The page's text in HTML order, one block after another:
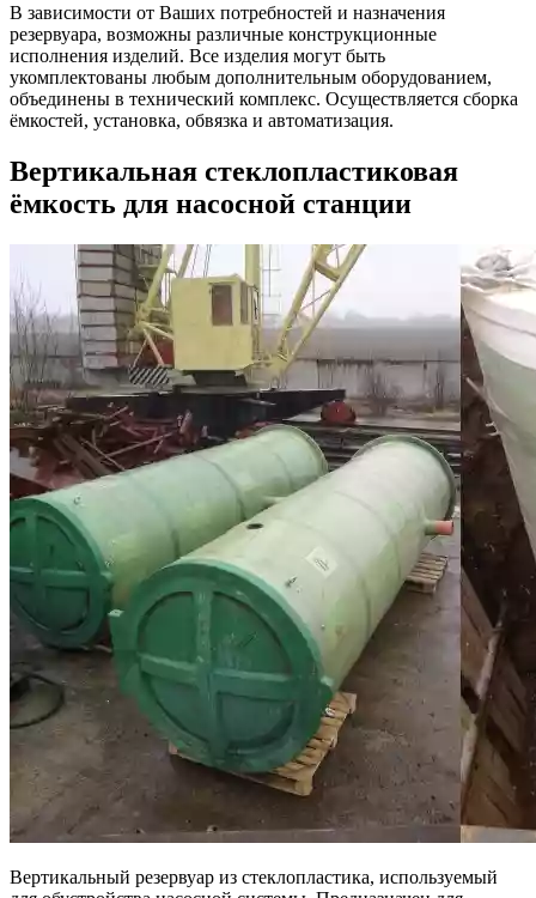
В зависимости от Ваших потребностей и назначения
резервуара, возможны различные конструкционные
исполнения изделий. Все изделия могут быть
укомплектованы любым дополнительным оборудованием,
объединены в технический комплекс. Осуществляется сборка
ёмкостей, установка, обвязка и автоматизация.
Вертикальная стеклопластиковая
ёмкость для насосной станции
Вертикальный резервуар из стеклопластика, используемый